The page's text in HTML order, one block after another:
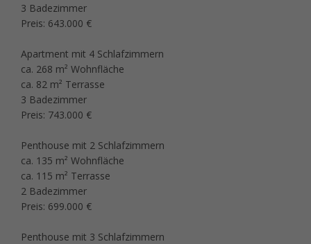
3 Badezimmer
Preis: 643.000 €
Apartment mit 4 Schlafzimmern
ca. 268 m² Wohnfläche
ca. 82 m² Terrasse
3 Badezimmer
Preis: 743.000 €
Penthouse mit 2 Schlafzimmern
ca. 135 m² Wohnfläche
ca. 115 m² Terrasse
2 Badezimmer
Preis: 699.000 €
Penthouse mit 3 Schlafzimmern